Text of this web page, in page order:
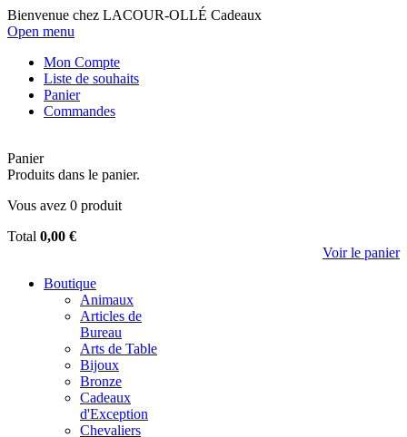
Bienvenue chez LACOUR-OLLÉ Cadeaux
Open menu
Mon Compte
Liste de souhaits
Panier
Commandes
Panier
Produits dans le panier.
Vous avez 0 produit
Total 0,00 €
Voir le panier
Boutique
Animaux
Articles de
Bureau
Arts de Table
Bijoux
Bronze
Cadeaux
d'Exception
Chevaliers